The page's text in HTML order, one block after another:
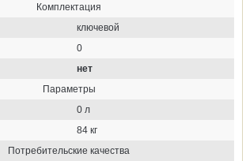
Комплектация
ключевой
0
нет
Параметры
0 л
84 кг
Потребительские качества